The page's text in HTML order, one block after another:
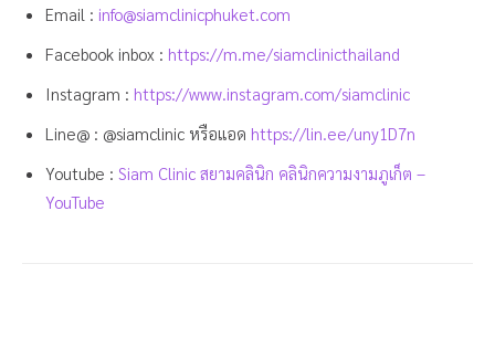
Email : info@siamclinicphuket.com
Facebook inbox : https://m.me/siamclinicthailand
Instagram : https://www.instagram.com/siamclinic
Line@ : @siamclinic หรือแอด https://lin.ee/uny1D7n
Youtube : Siam Clinic สยามคลินิก คลินิกความงามภูเก็ต –
YouTube